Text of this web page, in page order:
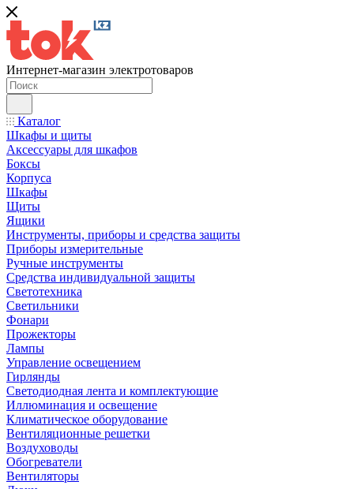
Интернет-магазин электротоваров
Каталог
Шкафы и щиты
Аксессуары для шкафов
Боксы
Корпуса
Шкафы
Щиты
Ящики
Инструменты, приборы и средства защиты
Приборы измерительные
Ручные инструменты
Средства индивидуальной защиты
Светотехника
Светильники
Фонари
Прожекторы
Лампы
Управление освещением
Гирлянды
Светодиодная лента и комплектующие
Иллюминация и освещение
Климатическое оборудование
Вентиляционные решетки
Воздуховоды
Обогреватели
Вентиляторы